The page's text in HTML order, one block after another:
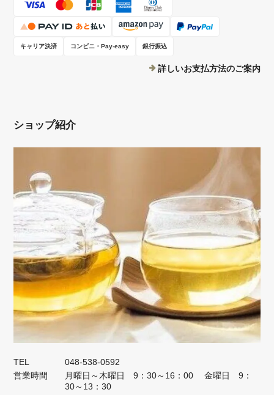
キャリア決済 コンビニ・Pay-easy 銀行振込
詳しいお支払方法のご案内
ショップ紹介
TEL
048-538-0592
営業時間
月曜日～木曜日 9：30～16：00 金曜日 9：
30～13：30